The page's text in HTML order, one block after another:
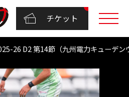
チケット
26 D2 第14節（九州電力キューデ